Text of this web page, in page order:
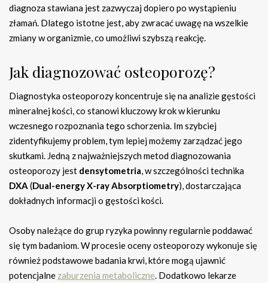
diagnoza stawiana jest zazwyczaj dopiero po wystąpieniu
złamań. Dlatego istotne jest, aby zwracać uwagę na wszelkie
zmiany w organizmie, co umożliwi szybszą reakcję.
Jak diagnozować osteoporozę?
Diagnostyka osteoporozy koncentruje się na analizie gęstości
mineralnej kości, co stanowi kluczowy krok w kierunku
wczesnego rozpoznania tego schorzenia. Im szybciej
zidentyfikujemy problem, tym lepiej możemy zarządzać jego
skutkami. Jedną z najważniejszych metod diagnozowania
osteoporozy jest densytometria, w szczególności technika
DXA (Dual-energy X-ray Absorptiometry), dostarczająca
dokładnych informacji o gęstości kości.
Osoby należące do grup ryzyka powinny regularnie poddawać
się tym badaniom. W procesie oceny osteoporozy wykonuje się
również podstawowe badania krwi, które mogą ujawnić
potencjalne zaburzenia metaboliczne. Dodatkowo lekarze